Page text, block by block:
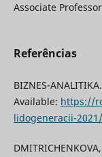
Associate
Referências
BIZNES-
Available: https://
lidogeneracii-2021/